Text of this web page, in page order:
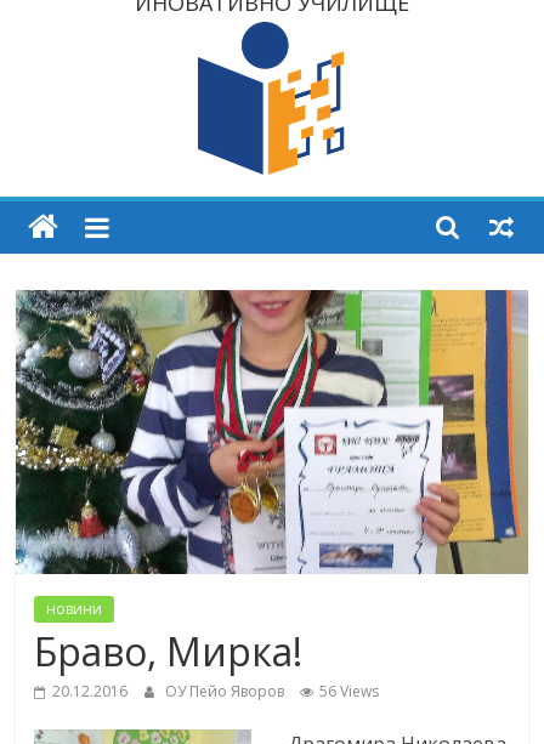
новини
Браво, Мирка!
20.12.2016 ОУ Пейо Яворов 56 Views